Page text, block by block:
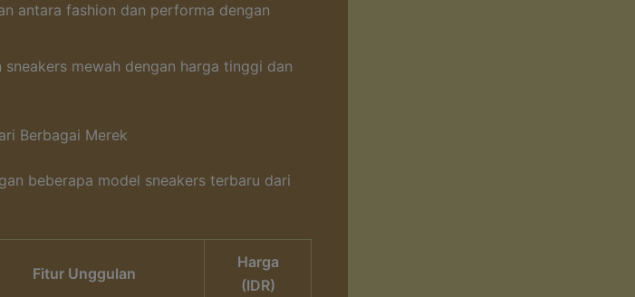
antara fashion dan performa dengan
sneakers mewah dengan harga tinggi dan
Berbagai Merek
beberapa model sneakers terbaru dari
Fitur Unggulan
Harga
(IDR)